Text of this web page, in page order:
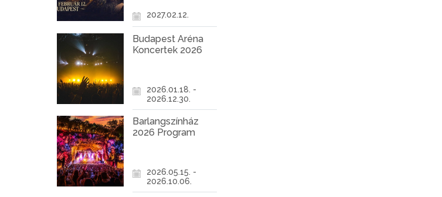
2027.02.12.
Budapest Aréna
Koncertek 2026
2026.01.18. -
2026.12.30.
Barlangszínház
2026 Program
2026.05.15. -
2026.10.06.